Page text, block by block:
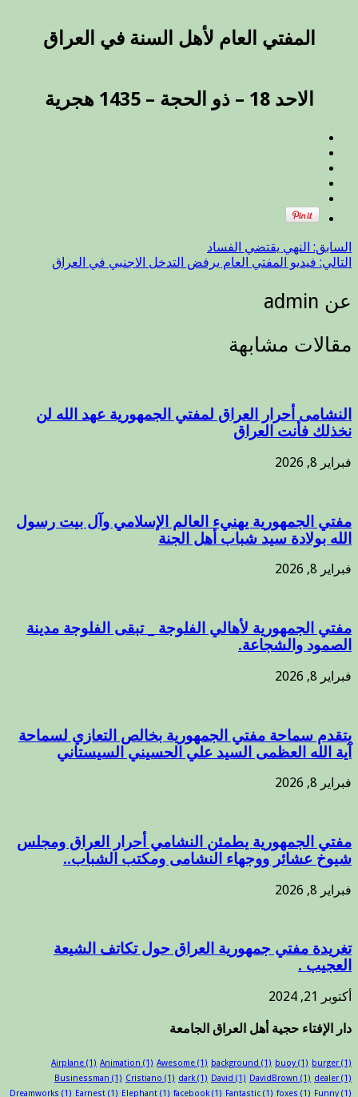
المفتي العام لأهل السنة في العراق
الاحد 18 – ذو الحجة – 1435 هجرية
السابق: النهي يقتضي الفساد
التالي: فيديو المفتي العام يرفض التدخل الاجنبي في العراق
عن admin
مقالات مشابهة
النشامى أحرار العراق لمفتي الجمهورية عهد الله لن
نخذلك فأنت العراق
فبراير 8, 2026
مفتي الجمهورية يهنيء العالم الإسلامي وآل بيت رسول
الله بولادة سيد شباب أهل الجنة
فبراير 8, 2026
مفتي الجمهورية لأهالي الفلوجة _ تبقى الفلوجة مدينة
الصمود والشجاعة.
فبراير 8, 2026
يتقدم سماحة مفتي الجمهورية بخالص التعازي لسماحة
آية الله العظمى السيد علي الحسيني السيستاني
فبراير 8, 2026
مفتي الجمهورية يطمئن النشامي أحرار العراق ومجلس
شيوخ عشائر ووجهاء النشامى ومكتب الشباب..
فبراير 8, 2026
تغريدة مفتي جمهورية العراق حول تكاتف الشيعة
العجيب .
أكتوبر 21, 2024
دار الإفتاء حجية أهل العراق الجامعة
Airplane (1) Animation (1) Awesome (1) background (1) buoy (1) burger (1)
Businessman (1) Cristiano (1) dark(1) David (1) DavidBrown (1) dealer (1)
Dreamworks (1) Earnest (1) Elephant (1) facebook(1) Fantastic (1) foxes (1) Funny (1)